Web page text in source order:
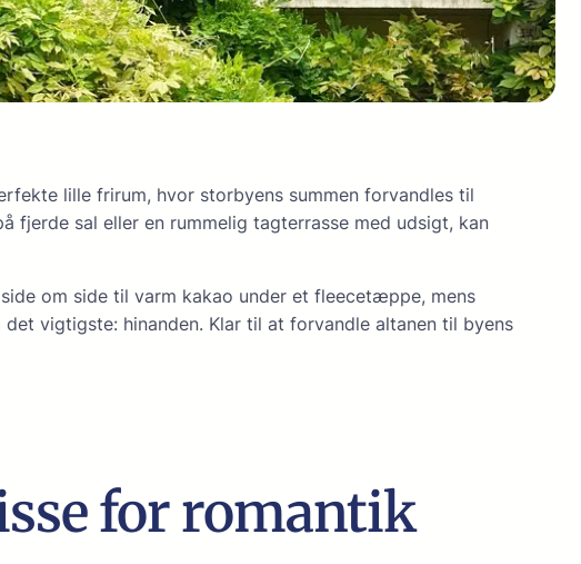
lille frirum, hvor storbyens summen forvandles til
sal eller en rummelig tagterrasse med udsigt, kan
om side til varm kakao under et fleecetæppe, mens
det vigtigste: hinanden. Klar til at forvandle altanen til byens
for romantik